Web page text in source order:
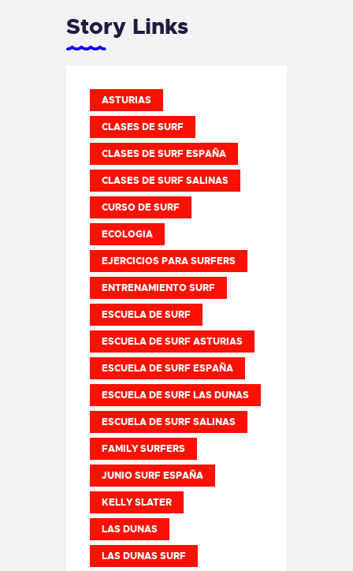
Story Links
ASTURIAS
CLASES DE SURF
CLASES DE SURF ESPAÑA
CLASES DE SURF SALINAS
CURSO DE SURF
ECOLOGIA
EJERCICIOS PARA SURFERS
ENTRENAMIENTO SURF
ESCUELA DE SURF
ESCUELA DE SURF ASTURIAS
ESCUELA DE SURF ESPAÑA
ESCUELA DE SURF LAS DUNAS
ESCUELA DE SURF SALINAS
FAMILY SURFERS
JUNIO SURF ESPAÑA
KELLY SLATER
LAS DUNAS
LAS DUNAS SURF